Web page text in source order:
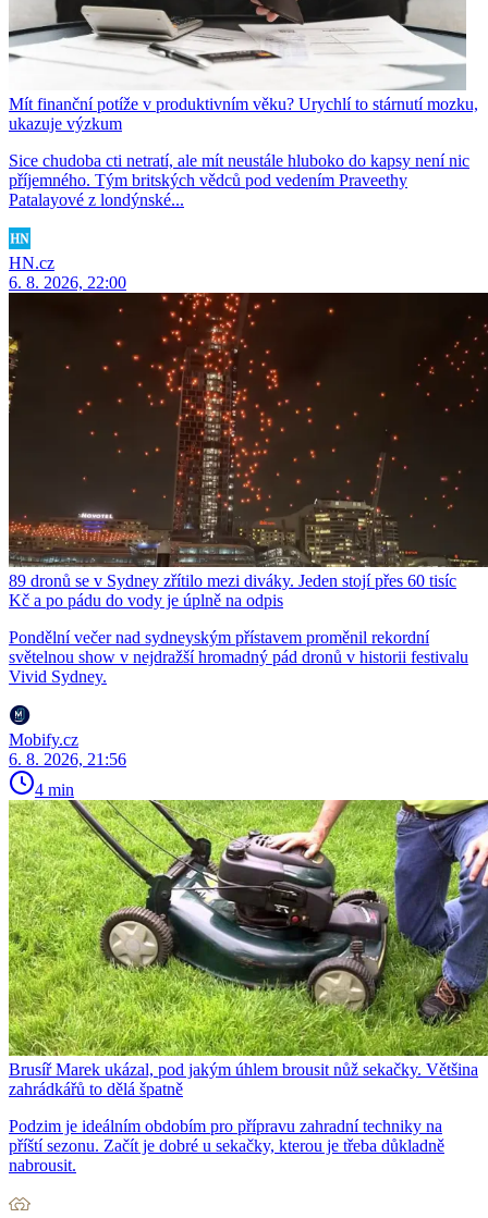
Mít finanční potíže v produktivním věku? Urychlí to stárnutí mozku,
ukazuje výzkum
Sice chudoba cti netratí, ale mít neustále hluboko do kapsy není nic
příjemného. Tým britských vědců pod vedením Praveethy
Patalayové z londýnské...
HN.cz
6. 8. 2026, 22:00
89 dronů se v Sydney zřítilo mezi diváky. Jeden stojí přes 60 tisíc
Kč a po pádu do vody je úplně na odpis
Pondělní večer nad sydneyským přístavem proměnil rekordní
světelnou show v nejdražší hromadný pád dronů v historii festivalu
Vivid Sydney.
Mobify.cz
6. 8. 2026, 21:56
4 min
Brusíř Marek ukázal, pod jakým úhlem brousit nůž sekačky. Většina
zahrádkářů to dělá špatně
Podzim je ideálním obdobím pro přípravu zahradní techniky na
příští sezonu. Začít je dobré u sekačky, kterou je třeba důkladně
nabrousit.